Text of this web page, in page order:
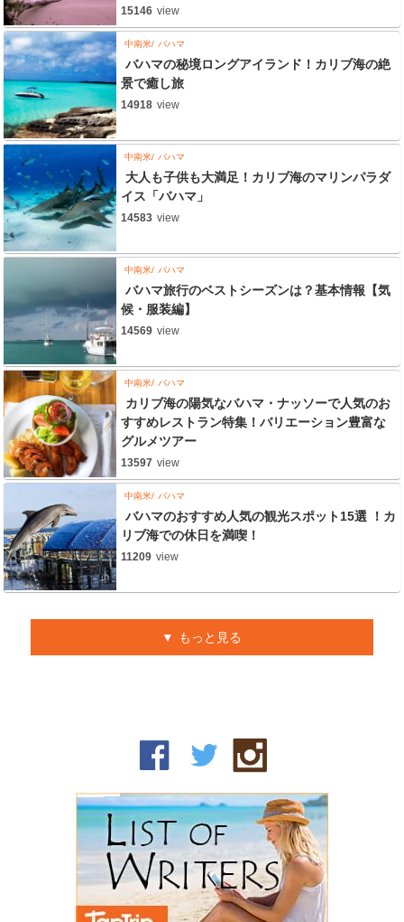
15146 view
中南米 バハマ
バハマの秘境ロングアイランド！カリブ海の絶
景で癒し旅
14918 view
中南米 バハマ
大人も子供も大満足！カリブ海のマリンパラダ
イス「バハマ」
14583 view
中南米 バハマ
バハマ旅行のベストシーズンは？基本情報【気
候・服装編】
14569 view
中南米 バハマ
カリブ海の陽気なバハマ・ナッソーで人気のお
すすめレストラン特集！バリエーション豊富な
グルメツアー
13597 view
中南米 バハマ
バハマのおすすめ人気の観光スポット15選 ！カ
リブ海での休日を満喫！
11209 view
もっと見る